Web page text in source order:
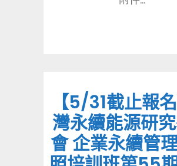
【5/31截止報
灣永續能源研
會 企業永續管